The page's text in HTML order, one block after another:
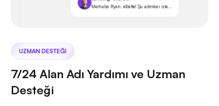
Merhaba Ryan, elbette! Şu adımları izle...
UZMAN DESTEĞI
7/24 Alan Adı Yardımı ve Uzman
Desteği